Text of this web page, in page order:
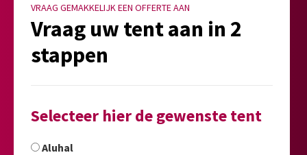
VRAAG GEMAKKELIJK EEN OFFERTE AAN
Vraag uw tent aan in 2
stappen
Selecteer hier de gewenste tent
Aluhal